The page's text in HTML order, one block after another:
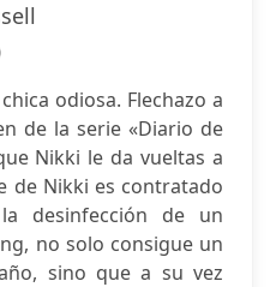
odiosa. Flechazo a
de la serie «Diario de
Nikki le da vueltas a
de Nikki es contratado
desinfección de un
no solo consigue un
sino que a su vez